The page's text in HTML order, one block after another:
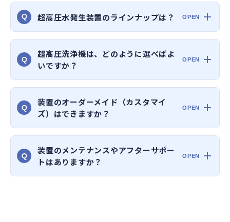
Q 超高圧水発生装置のラインナップは？
Q
超高圧洗浄機は、どのように選べばよ
いですか？
Q
装置のオーダーメイド（カスタマイ
ズ）はできますか？
Q
装置のメンテナンスやアフターサポー
トはありますか？